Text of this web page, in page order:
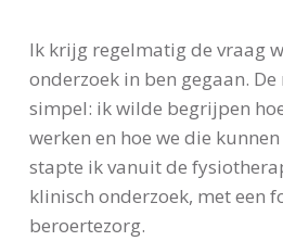
Ik krijg regelmatig de vraag
onderzoek in ben gegaan.
simpel: ik wilde begrijpen
werken en hoe we die
stapte ik vanuit de
klinisch onderzoek, met een
beroertezorg.